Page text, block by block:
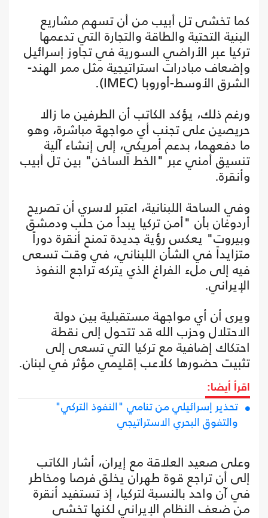
كما تخشى تل أبيب من أن تسهم مشاريع
البنية التحتية والطاقة والتجارة التي تدعمها
تركيا عبر الأراضي السورية في تجاوز إسرائيل
وإضعاف مبادرات استراتيجية مثل ممر الهند-
الشرق الأوسط-أوروبا (IMEC).
ورغم ذلك، يؤكد الكاتب أن الطرفين ما زالا
حريصين على تجنب أي مواجهة مباشرة، وهو
ما دفعهما، بدعم أمريكي، إلى إنشاء آلية
تنسيق أمني عبر "الخط الساخن" بين تل أبيب
وأنقرة.
وفي الساحة اللبنانية، اعتبر لاسري أن تصريح
أردوغان بأن "أمن تركيا يبدأ من حلب ودمشق
وبيروت" يعكس رؤية جديدة تمنح أنقرة دوراً
متزايداً في الشأن اللبناني، في وقت تسعى
فيه إلى ملء الفراغ الذي يتركه تراجع النفوذ
الإيراني.
ويرى أن أي مواجهة مستقبلية بين دولة
الاحتلال وحزب الله قد تتحول إلى نقطة
احتكاك إضافية مع تركيا التي تسعى إلى
تثبيت حضورها كلاعب إقليمي مؤثر في لبنان.
اقرأ أيضا:
تحذير إسرائيلي من تنامي "النفوذ التركي"
والتفوق البحري الاستراتيجي
وعلى صعيد العلاقة مع إيران، أشار الكاتب
إلى أن تراجع قوة طهران يخلق فرصا ومخاطر
في آن واحد بالنسبة لتركيا، إذ تستفيد أنقرة
من ضعف النظام الإيراني لكنها تخشى